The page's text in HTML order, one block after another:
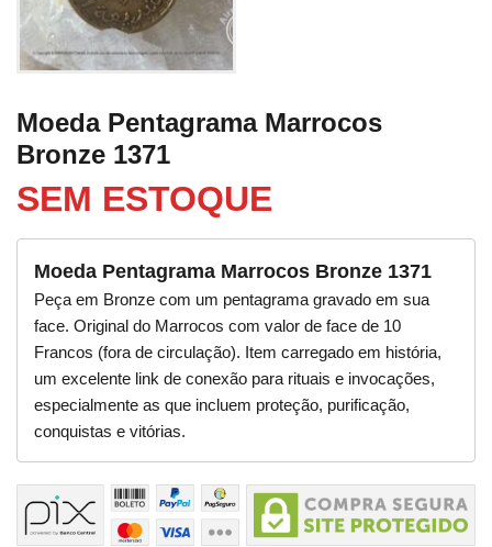
Moeda Pentagrama Marrocos
Bronze 1371
SEM ESTOQUE
Moeda Pentagrama Marrocos Bronze 1371
Peça em Bronze com um pentagrama gravado em sua
face. Original do Marrocos com valor de face de 10
Francos (fora de circulação). Item carregado em história,
um excelente link de conexão para rituais e invocações,
especialmente as que incluem proteção, purificação,
conquistas e vitórias.